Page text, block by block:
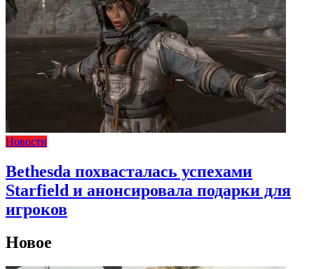
Новости
Bethesda похвасталась успехами
Starfield и анонсировала подарки для
игроков
Новое